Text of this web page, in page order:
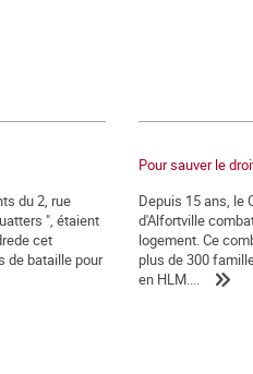
du 2, rue
", étaient
cet
de bataille pour
Pour sauver le
Depuis 15 ans, le
d'Alfortville
logement. Ce
plus de 300
en HLM....